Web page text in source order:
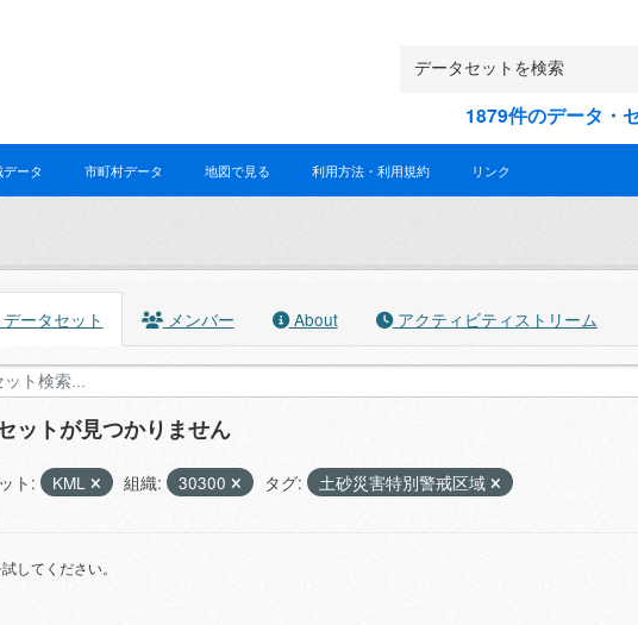
1879件のデータ・
ータ 市町村データ 地図で見る 利用方法・利用規約 リンク
ータセット メンバー About アクティビティストリーム
ットが見つかりません
ト: KML 組織: 30300 タグ: 土砂災害特別警戒区域
してください。